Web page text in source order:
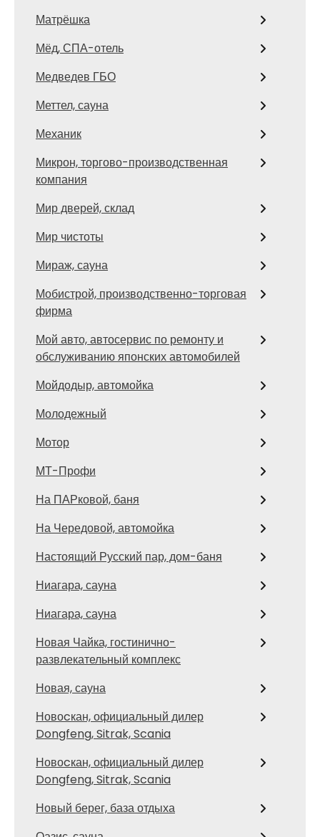
Матрёшка
Мёд, СПА-отель
Медведев ГБО
Меттел, сауна
Механик
Микрон, торгово-производственная
компания
Мир дверей, склад
Мир чистоты
Мираж, сауна
Мобистрой, производственно-торговая
фирма
Мой авто, автосервис по ремонту и
обслуживанию японских автомобилей
Мойдодыр, автомойка
Молодежный
Мотор
МТ-Профи
На ПАРковой, баня
На Чередовой, автомойка
Настоящий Русский пар, дом-баня
Ниагара, сауна
Ниагара, сауна
Новая Чайка, гостинично-
развлекательный комплекс
Новая, сауна
Новоcкан, официальный дилер
Dongfeng, Sitrak, Scania
Новоcкан, официальный дилер
Dongfeng, Sitrak, Scania
Новый берег, база отдыха